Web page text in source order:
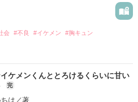
ていたのに、
は、隣の学校で”王子様”と呼ばれる
顔を向けてくる。
会 #不良 #イケメン #胸キュン
ケメンくんととろけるくらいに甘い
完
は ／著